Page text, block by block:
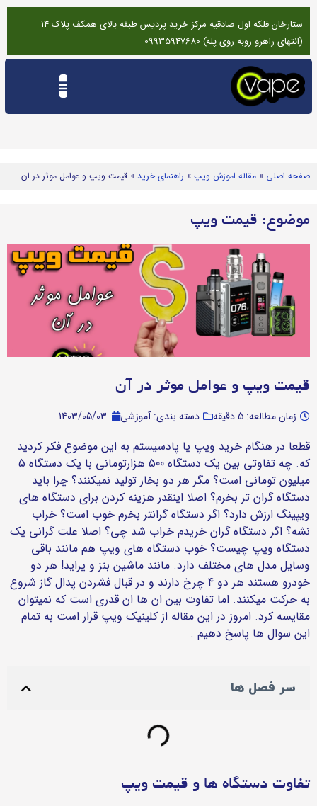
ستارخان فلکه اول صادقیه مرکز خرید پردیس طبقه بالای همکف پلاک 14
(انتهای راهرو روبه روی پله) 09935947680
صفحه اصلی » مقاله اموزش ویپ » راهنمای خرید » قیمت ویپ و عوامل موثر در ان
موضوع: قیمت ویپ
قیمت ویپ و عوامل موثر در آن
زمان مطالعه: 5 دقیقه دسته بندی: آموزشی 1403/05/03
قطعا در هنگام خرید ویپ یا پادسیستم به این موضوع فکر کردید
که. چه تفاوتی بین یک دستگاه 500 هزارتومانی با یک دستگاه 5
میلیون تومانی است؟ مگر هر دو بخار تولید نمیکنند؟ چرا باید
دستگاه گران تر بخرم؟ اصلا اینقدر هزینه کردن برای دستگاه های
ویپینگ ارزش دارد؟ اگر دستگاه گرانتر بخرم خوب است؟ خراب
نشه؟ اگر دستگاه گران خریدم خراب شد چی؟ اصلا علت گرانی یک
دستگاه ویپ چیست؟ خوب دستگاه های ویپ هم مانند باقی
وسایل مدل های مختلف دارد. مانند ماشین بنز و پراید! هر دو
خودرو هستند هر دو 4 چرخ دارند و در قبال فشردن پدال گاز شروع
به حرکت میکنند. اما تفاوت بین ان ها ان قدری است که نمیتوان
مقایسه کرد. امروز در این مقاله از کلینیک ویپ قرار است به تمام
این سوال ها پاسخ دهیم .
سر فصل ها
تفاوت دستگاه ها و قیمت ویپ